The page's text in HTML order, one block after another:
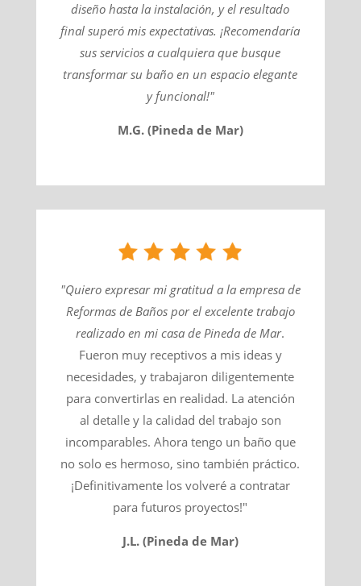
diseño hasta la instalación, y el resultado
final superó mis expectativas. ¡Recomendaría
sus servicios a cualquiera que busque
transformar su baño en un espacio elegante
y funcional!"
M.G. (Pineda de Mar)
"Quiero expresar mi gratitud a la empresa de
Reformas de Baños por el excelente trabajo
realizado en mi casa dePineda de Mar​.
Fueron muy receptivos a mis ideas y
necesidades, y trabajaron diligentemente
para convertirlas en realidad. La atención
al detalle y la calidad del trabajo son
incomparables. Ahora tengo un baño que
no solo es hermoso, sino también práctico.
¡Definitivamente los volveré a contratar
para futuros proyectos!"
J.L. (Pineda de Mar)